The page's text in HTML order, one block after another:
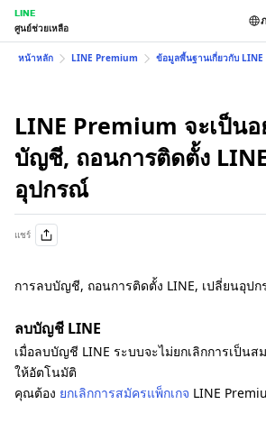
LINE
ศูนย์ช่วยเหลือ
หน้าหลัก LINE Premium ข้อมูลพื้นฐานเกี่ยวกับ
LINE Premium จะเป็นอ
บัญชี, ถอนการติดตั้ง
อุปกรณ์
แชร์
การลบบัญชี, ถอนการติดตั้ง LINE, เปลี่ยนอุป
ลบบัญชี LINE
เมื่อลบบัญชี LINE ระบบจะไม่ยกเลิกการเป็นส
ให้อัตโนมัติ
คุณต้อง ยกเลิกการสมัครแพ็กเกจ LINE